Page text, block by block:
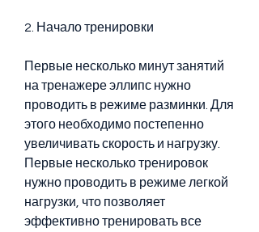
2. Начало тренировки
Первые несколько минут занятий
на тренажере эллипс нужно
проводить в режиме разминки. Для
этого необходимо постепенно
увеличивать скорость и нагрузку.
Первые несколько тренировок
нужно проводить в режиме легкой
нагрузки, что позволяет
эффективно тренировать все